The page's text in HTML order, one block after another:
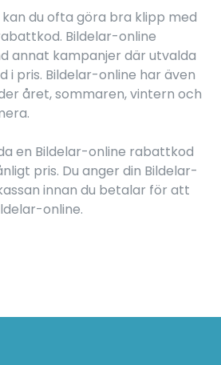
du ofta göra bra klipp med
Bildelar-online
annat kampanjer där utvalda
i pris. Bildelar-online har även
året, sommaren, vintern och
en Bildelar-online rabattkod
pris. Du anger din Bildelar-
innan du betalar för att
online.